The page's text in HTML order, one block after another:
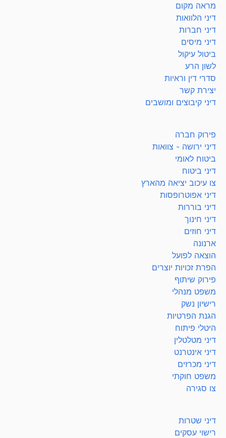
מראה מקום
דיני הלוואות
דיני חברות
דיני מיסים
ביטול עיקול
לשון הרע
סדרי דין וראיות
יצירת קשר
דיני קיבוצים ומושבים
פירוק חברה
דיני ירושה - צוואות
ביטוח לאומי
דיני ביטוח
צו עיכוב יציאה מהארץ
דיני אפוטרופסות
דיני בוררות
דיני חינוך
דיני חוזים
ארנונה
הוצאה לפועל
הפרת זכויות יוצרים
פירוק שיתוף
משפט מנהלי
רישיון נשק
הגנת הפרטיות
היטלי פיתוח
דיני מטלטלין
דיני אינטרנט
דיני מכרזים
משפט חוקתי
צו סגירה
דיני שטרות
רישוי עסקים